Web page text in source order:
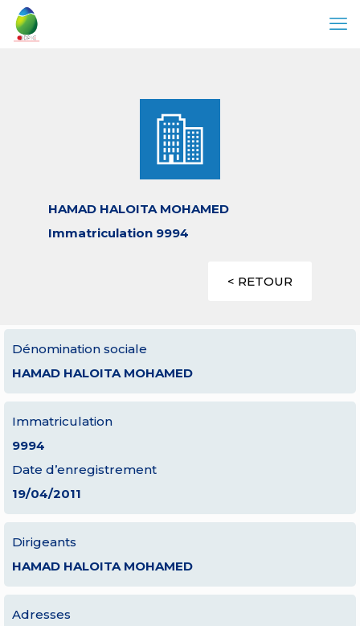
HAMAD HALOITA MOHAMED
Immatriculation 9994
< RETOUR
Dénomination sociale
HAMAD HALOITA MOHAMED
Immatriculation
9994
Date d’enregistrement
19/04/2011
Dirigeants
HAMAD HALOITA MOHAMED
Adresses